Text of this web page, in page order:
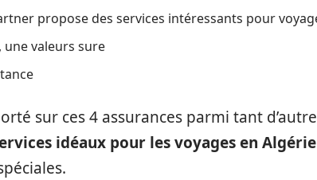
propose des services intéressants pour
une valeurs sure
sur ces 4 assurances parmi tant
idéaux pour les voyages en Algérie